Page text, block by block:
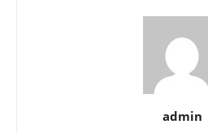
admin